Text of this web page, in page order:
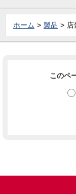
ホーム 製品 店
このペ